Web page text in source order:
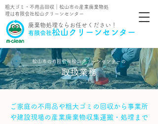
​廃棄物処理ならお任せください！
有限会社松山クリーンセンター
粗大ゴミ・不用品回収｜松山市の産業廃棄物処
理は有限会社松山クリーンセンター
​松山市の有限会社松山クリーンセンターの
取扱業務
ご家庭の不用品や粗大ゴミの回収から事業所
や建設現場の産業廃棄物収集運搬・処理まで